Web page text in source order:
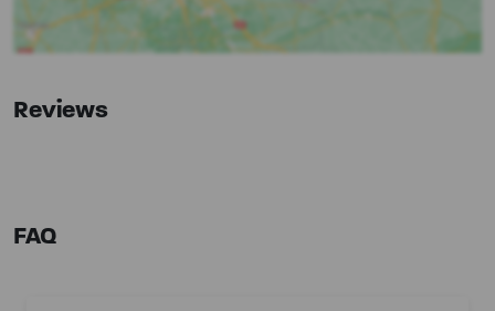
Slaapkamer
Bedden
Overige
Privé buitenzwembad
Reviews
FAQ